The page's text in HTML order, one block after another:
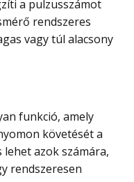
a pulzusszámot
rendszeres
vagy túl alacsony
követését a
azok számára,
rendszeresen